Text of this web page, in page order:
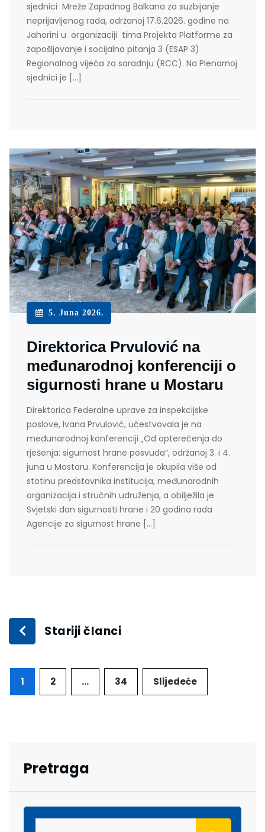
sjednici Mreže Zapadnog Balkana za suzbijanje
neprijavljenog rada, održanoj 17.6.2026. godine na
Jahorini u organizaciji tima Projekta Platforme za
zapošljavanje i socijalna pitanja 3 (ESAP 3)
Regionalnog vijeća za saradnju (RCC). Na Plenarnoj
sjednici je […]
5. Juna 2026.
Direktorica Prvulović na
međunarodnoj konferenciji o
sigurnosti hrane u Mostaru
Direktorica Federalne uprave za inspekcijske
poslove, Ivana Prvulović, učestvovala je na
međunarodnoj konferenciji „Od opterećenja do
rješenja: sigurnost hrane posvuda“, održanoj 3. i 4.
juna u Mostaru. Konferencija je okupila više od
stotinu predstavnika institucija, međunarodnih
organizacija i stručnih udruženja, a obilježila je
Svjetski dan sigurnosti hrane i 20 godina rada
Agencije za sigurnost hrane […]
Stariji članci
1 2 … 34 Slijedeće
Pretraga